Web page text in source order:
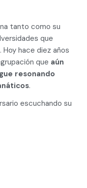
tanto como su
que
hace diez años
que aún
resonando
.
escuchando su